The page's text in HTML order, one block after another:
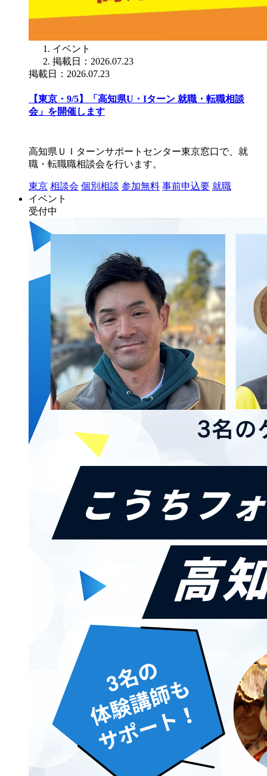
イベント
掲載日：2026.07.23
掲載日：2026.07.23
【東京・9/5】「高知県U・Iターン 就職・転職相談
会」を開催します
高知県ＵＩターンサポートセンター東京窓口で、就
職・転職職相談会を行います。
東京 相談会 個別相談 参加無料 事前申込要 就職
イベント
受付中